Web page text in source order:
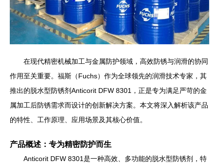
在现代精密机械加工与金属防护领域，高效防锈与润滑的协同
作用至关重要。福斯（Fuchs）作为全球领先的润滑技术专家，其
推出的脱水型防锈剂Anticorit DFW 8301，正是专为满足严苛的金
属加工后防锈需求而设计的创新解决方案。本文将深入解析该产品
的特性、工作原理、应用场景及其核心价值。
产品概述：专为精密防护而生
Anticorit DFW 8301是一种高效、多功能的脱水型防锈剂，特